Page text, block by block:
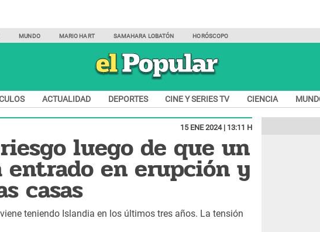
MUNDO MARIO HART SAMAHARA LOBATÓN HORÓSCOPO
ACTUALIDAD DEPORTES CINE Y SERIES TV CIENCIA
15 ENE 2024 | 13:11 H
luego de que un
entrado en erupción y
casas
teniendo Islandia en los últimos tres años. La tensión